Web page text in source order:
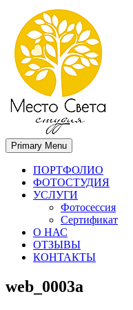
Место света. Свадебный
Свадебный фотограф в
Primary Menu
ПОРТФОЛИО
ФОТОСТУДИЯ
УСЛУГИ
Фотосессия
Сертификат
О НАС
ОТЗЫВЫ
КОНТАКТЫ
web_0003a